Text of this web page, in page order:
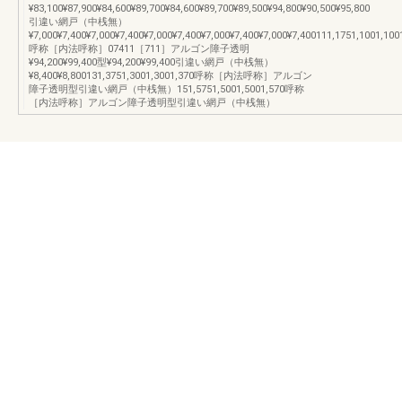
¥83,100¥87,900¥84,600¥89,700¥84,600¥89,700¥89,500¥94,800¥90,500¥95,800
引違い網戸（中桟無）
呼称［内法呼称］07411［711］アルゴン障子透明
¥94,200¥99,400型¥94,200¥99,400引違い網戸（中桟無）
¥8,400¥8,800131,3751,3001,3001,370呼称［内法呼称］アルゴン
障子透明型引違い網戸（中桟無）151,5751,5001,5001,570呼称
［内法呼称］アルゴン障子透明型引違い網戸（中桟無）